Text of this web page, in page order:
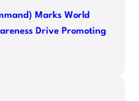
Marks World
Drive Promoting